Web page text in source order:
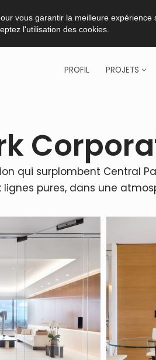
vous garantir la meilleure
l'utilisation des cookies.
PROFIL PROJETS
qui surplombent Central
lignes pures, dans une